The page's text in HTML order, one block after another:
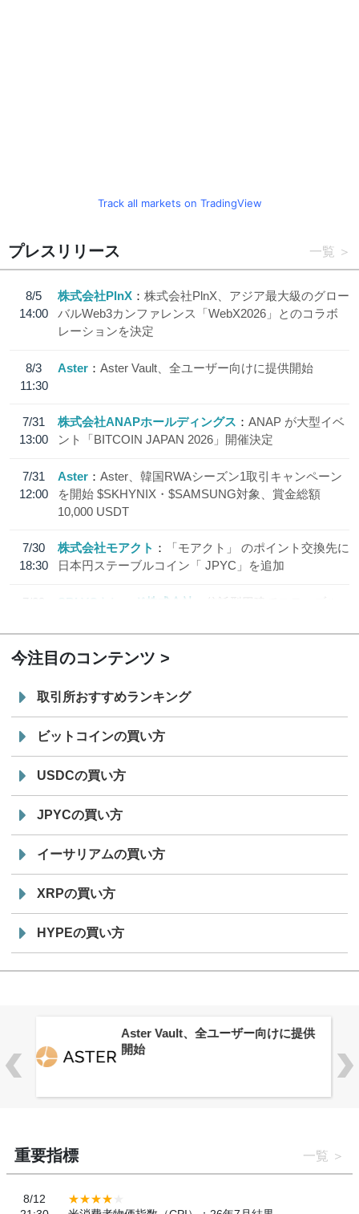
Track all markets on TradingView
プレスリリース 一覧
8/5
14:00
株式会社PlnX
株式会社PlnX、アジア最大級のグロー
バルWeb3カンファレンス「WebX2026」とのコラボ
レーションを決定
8/3
11:30
Aster Aster Vault、全ユーザー向けに提供開始
7/31
13:00
株式会社ANAPホールディングス
ANAP が大型イベ
ント「BITCOIN JAPAN 2026」開催決定
7/31
12:00
Aster
Aster、韓国RWAシーズン1取引キャンペーン
を開始 $SKHYNIX・$SAMSUNG対象、賞金総額
10,000 USDT
7/30
18:30
株式会社モアクト
「モアクト」 のポイント交換先に
日本円ステーブルコイン「 JPYC」を追加
7/29
SBI VCトレード株式会社
信託型円建てステーブル
今注目のコンテンツ
取引所おすすめランキング
ビットコインの買い方
USDCの買い方
JPYCの買い方
イーサリアムの買い方
XRPの買い方
HYPEの買い方
Aster Vault、全ユーザー向けに提供
開始
重要指標 一覧
8/12